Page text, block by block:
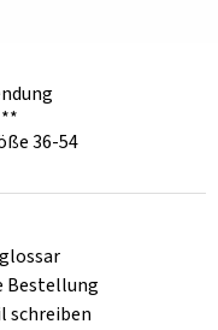
36-54
Bestellung
schreiben